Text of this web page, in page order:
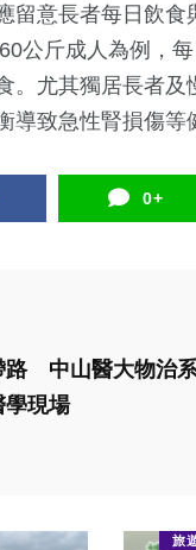
留意長者每日飲
公斤成人為例，
。尤其獨居長者
導致急性腎損傷等
0+
路 中山醫大物治
學現場
旅